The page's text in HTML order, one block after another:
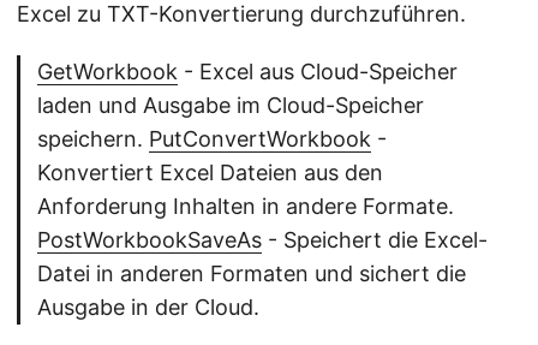
Excel zu TXT-Konvertierung durchzuführen.
GetWorkbook - Excel aus Cloud-Speicher
laden und Ausgabe im Cloud-Speicher
speichern. PutConvertWorkbook -
Konvertiert Excel Dateien aus den
Anforderung Inhalten in andere Formate.
PostWorkbookSaveAs - Speichert die Excel-
Datei in anderen Formaten und sichert die
Ausgabe in der Cloud.